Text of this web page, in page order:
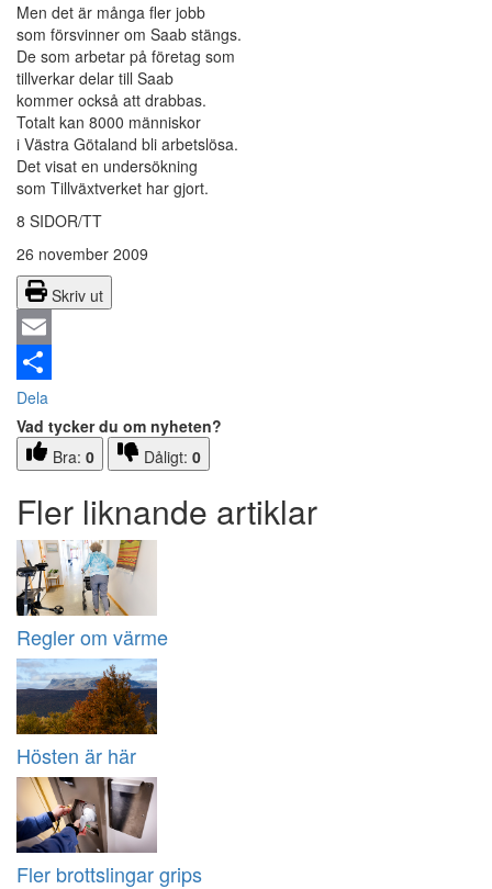
Men det är många fler jobb
som försvinner om Saab stängs.
De som arbetar på företag som
tillverkar delar till Saab
kommer också att drabbas.
Totalt kan 8000 människor
i Västra Götaland bli arbetslösa.
Det visat en undersökning
som Tillväxtverket har gjort.
8 SIDOR/TT
26 november 2009
Skriv ut
Email
Dela
Vad tycker du om nyheten?
Bra: 0 Dåligt: 0
Fler liknande artiklar
Regler om värme
Hösten är här
Fler brottslingar grips